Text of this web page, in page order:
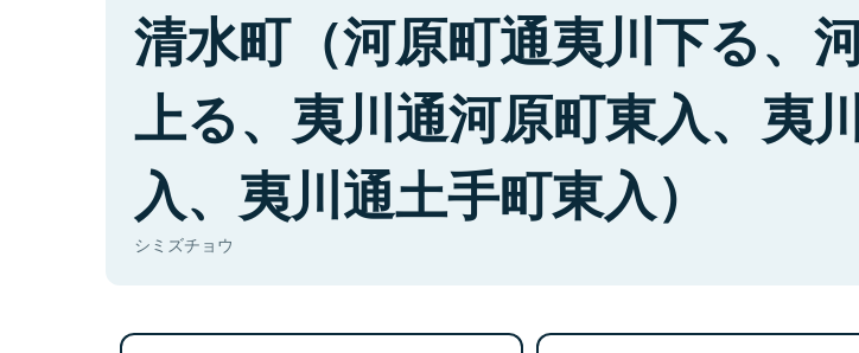
清水町（河原町通夷川下る、
上る、夷川通河原町東入、夷
入、夷川通土手町東入）
シミズチョウ